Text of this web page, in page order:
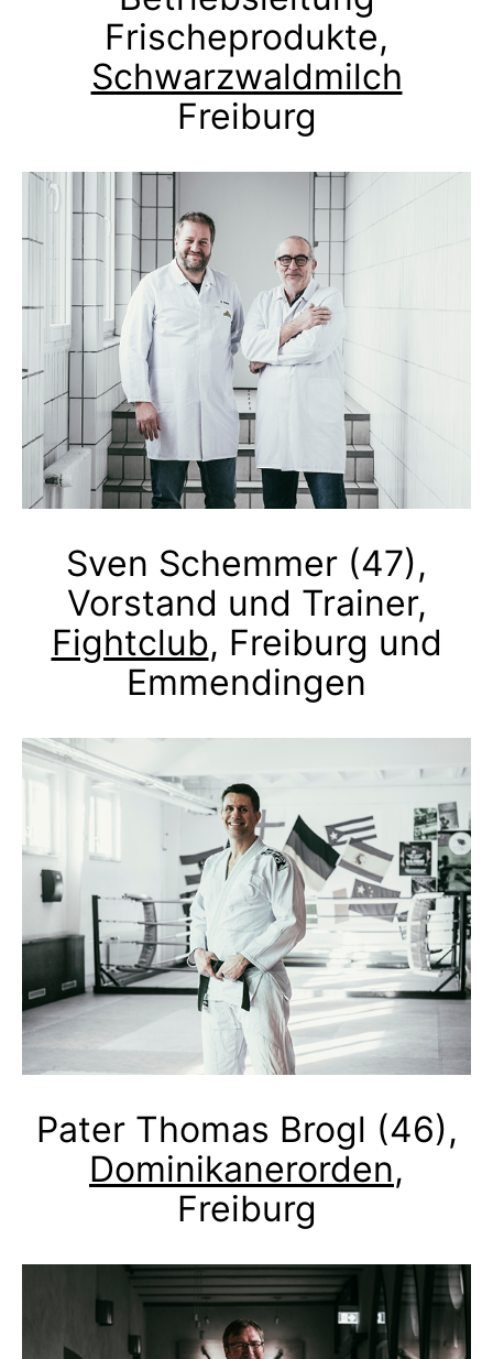
Frischeprodukte,
Schwarzwaldmilch
Freiburg
Sven Schemmer (47),
Vorstand und Trainer,
Fightclub, Freiburg und
Emmendingen
Pater Thomas Brogl (46),
Dominikanerorden,
Freiburg